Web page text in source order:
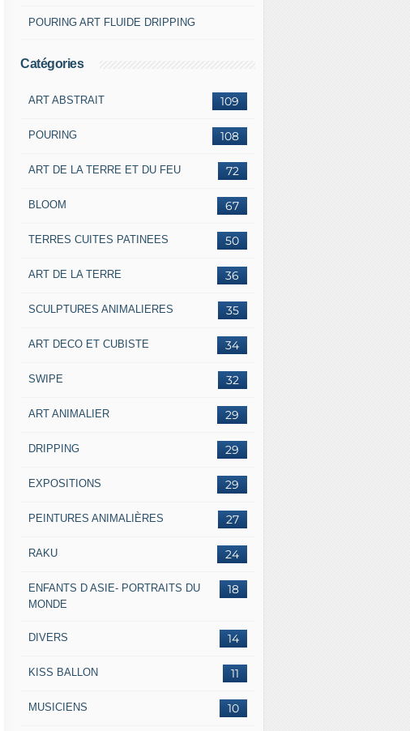
POURING ART FLUIDE DRIPPING
Catégories
109
ART ABSTRAIT
108
POURING
72
ART DE LA TERRE ET DU FEU
67
BLOOM
50
TERRES CUITES PATINEES
36
ART DE LA TERRE
35
SCULPTURES ANIMALIERES
34
ART DECO ET CUBISTE
32
SWIPE
29
ART ANIMALIER
29
DRIPPING
29
EXPOSITIONS
27
PEINTURES ANIMALIÈRES
24
RAKU
18
ENFANTS D ASIE- PORTRAITS DU
MONDE
14
DIVERS
11
KISS BALLON
10
MUSICIENS